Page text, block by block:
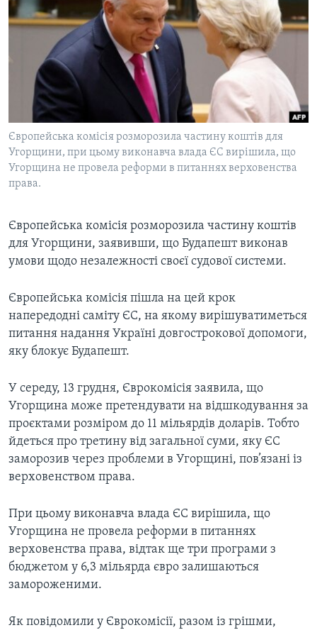
СУСПІЛЬСТВО
ЕКОНОМІКА
ІСТОРІЇ УСПІХУ УКРАЇНЦІВ
ТЕЛЕПРОГРАМИ
ЧАС-TIME
БРИФІНГ ГОЛОСУ АМЕРИКИ
СТУДІЯ ВАШИНГТОН
ВІКНО В АМЕРИКУ
ПРАЙМ-ТАЙМ
ПОГЛЯД З ВАШИНГТОНА
ENGLISH
Learning English
Європейська комісія розморозила частину коштів для
Угорщини, при цьому виконавча влада ЄС вирішила, що
Угорщина не провела реформи в питаннях верховенства
права.
Європейська комісія розморозила частину коштів
для Угорщини, заявивши, що Будапешт виконав
умови щодо незалежності своєї судової системи.
Європейська комісія пішла на цей крок
напередодні саміту ЄС, на якому вирішуватиметься
питання надання Україні довгострокової допомоги,
яку блокує Будапешт.
У середу, 13 грудня, Єврокомісія заявила, що
Угорщина може претендувати на відшкодування за
проєктами розміром до 11 мільярдів доларів. Тобто
йдеться про третину від загальної суми, яку ЄС
заморозив через проблеми в Угорщині, пов’язані із
верховенством права.
При цьому виконавча влада ЄС вирішила, що
Угорщина не провела реформи в питаннях
верховенства права, відтак ще три програми з
бюджетом у 6,3 мільярда євро залишаються
замороженими.
Як повідомили у Єврокомісії, разом із грішми,